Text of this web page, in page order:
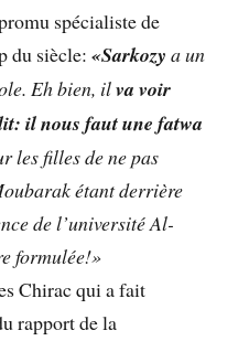
spécialiste de
du siècle: «Sarkozy a un
Eh bien, ilva voir
il nous faut une fatwa
les filles de ne pas
étant derrière
de l’université Al-
formulée!»
Chirac qui a fait
rapport de la